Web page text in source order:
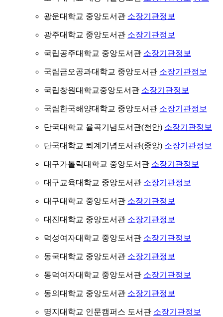
광운대학교 중앙도서관 소장기관정보
광주대학교 중앙도서관 소장기관정보
국립공주대학교 중앙도서관 소장기관정보
국립금오공과대학교 중앙도서관 소장기관정보
국립창원대학교중앙도서관 소장기관정보
국립한국해양대학교 중앙도서관 소장기관정보
단국대학교 율곡기념도서관(천안) 소장기관정보
단국대학교 퇴계기념도서관(중앙) 소장기관정보
대구가톨릭대학교 중앙도서관 소장기관정보
대구교육대학교 중앙도서관 소장기관정보
대구대학교 중앙도서관 소장기관정보
대진대학교 중앙도서관 소장기관정보
덕성여자대학교 중앙도서관 소장기관정보
동국대학교 중앙도서관 소장기관정보
동덕여자대학교 중앙도서관 소장기관정보
동의대학교 중앙도서관 소장기관정보
명지대학교 인문캠퍼스 도서관 소장기관정보